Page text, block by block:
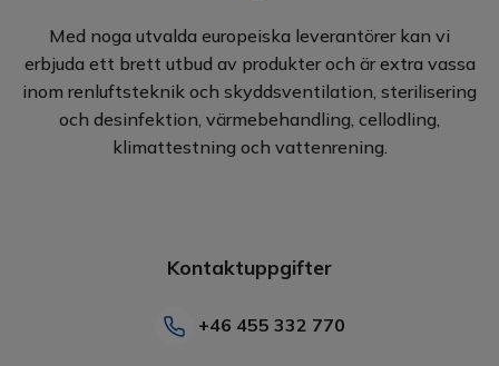
Med noga utvalda europeiska leverantörer kan vi
erbjuda ett brett utbud av produkter och är extra vassa
inom renluftsteknik och skyddsventilation, sterilisering
och desinfektion, värmebehandling, cellodling,
klimattestning och vattenrening.
Kontaktuppgifter
+46 455 332 770